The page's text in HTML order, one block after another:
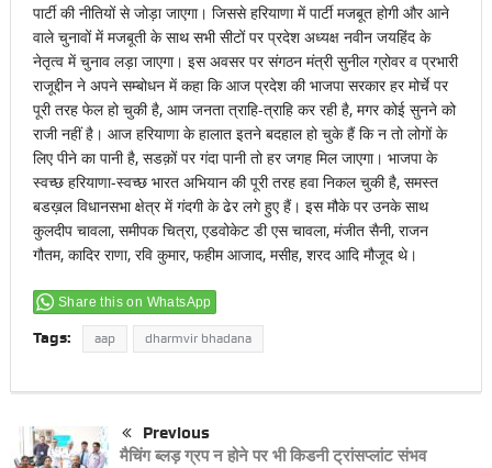
पार्टी की नीतियों से जोड़ा जाएगा। जिससे हरियाणा में पार्टी मजबूत होगी और आने
वाले चुनावों में मजबूती के साथ सभी सीटों पर प्रदेश अध्यक्ष नवीन जयहिंद के
नेतृत्व में चुनाव लड़ा जाएगा। इस अवसर पर संगठन मंत्री सुनील ग्रोवर व प्रभारी
राजूद्दीन ने अपने सम्बोधन में कहा कि आज प्रदेश की भाजपा सरकार हर मोर्चे पर
पूरी तरह फेल हो चुकी है, आम जनता त्राहि-त्राहि कर रही है, मगर कोई सुनने को
राजी नहीं है। आज हरियाणा के हालात इतने बदहाल हो चुके हैं कि न तो लोगों के
लिए पीने का पानी है, सडक़ों पर गंदा पानी तो हर जगह मिल जाएगा। भाजपा के
स्वच्छ हरियाणा-स्वच्छ भारत अभियान की पूरी तरह हवा निकल चुकी है, समस्त
बडख़ल विधानसभा क्षेत्र में गंदगी के ढेर लगे हुए हैं। इस मौके पर उनके साथ
कुलदीप चावला, समीपक चित्रा, एडवोकेट डी एस चावला, मंजीत सैनी, राजन
गौतम, कादिर राणा, रवि कुमार, फहीम आजाद, मसीह, शरद आदि मौजूद थे।
Share this on WhatsApp
Tags: aap dharmvir bhadana
Previous
मैचिंग ब्लड़ ग्रप न होने पर भी किडनी ट्रांसप्लांट संभव